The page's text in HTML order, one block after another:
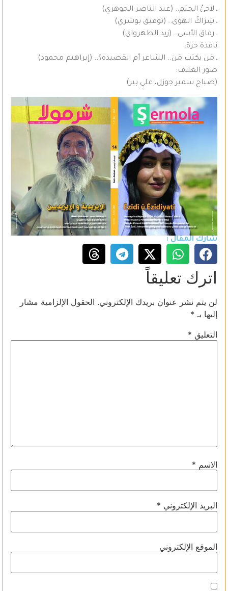
ـ لاجئُ الخِيَمِ.. (عبد الناصر الجوهري)
ـ شِرَاكُ الهَوَى.. (توفيق بوشري)
ـ رفاق الأسى.. (زيد الطهرواي)
نافذة حرة:
ـ مَن يكتب مَن.. الشاعر أم القصيدة؟.. (إبراهيم محمود)
صور الغلاف:
(صباح سمير جوزل، علي بير)
شارك المقال :
اترك تعليقاً
لن يتم نشر عنوان بريدك الإلكتروني. الحقول الإلزامية مشار
إليها بـ *
التعليق *
الاسم *
البريد الإلكتروني *
الموقع الإلكتروني